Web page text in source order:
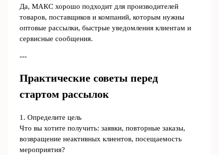
Да, МАКС хорошо подходит для производителей
товаров, поставщиков и компаний, которым нужны
оптовые рассылки, быстрые уведомления клиентам и
сервисные сообщения.
---
Практические советы перед
стартом рассылок
1. Определите цель
Что вы хотите получить: заявки, повторные заказы,
возвращение неактивных клиентов, посещаемость
мероприятия?